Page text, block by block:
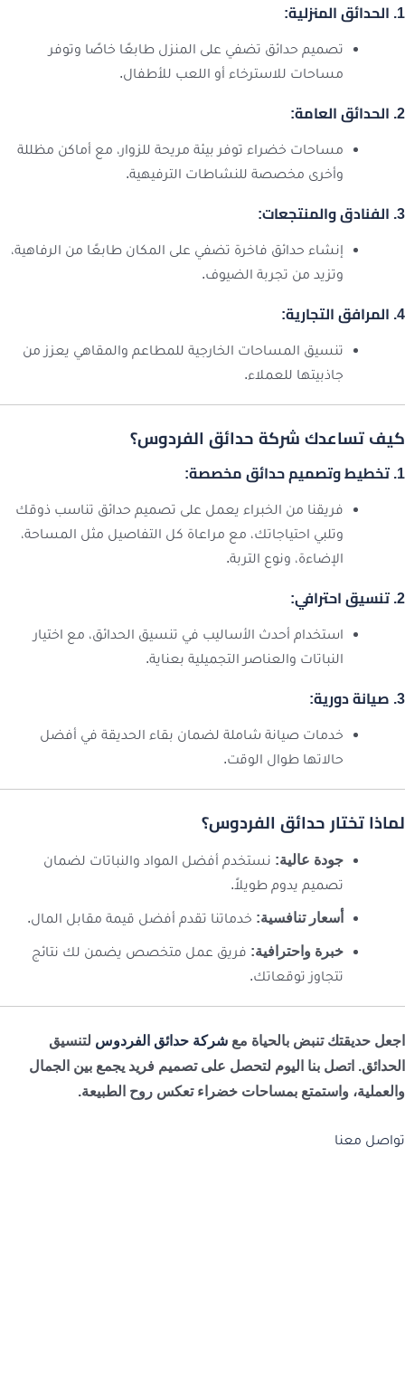
1. الحدائق المنزلية:
تصميم حدائق تضفي على المنزل طابعًا خاصًا وتوفر
مساحات للاسترخاء أو اللعب للأطفال.
2. الحدائق العامة:
مساحات خضراء توفر بيئة مريحة للزوار، مع أماكن مظللة
وأخرى مخصصة للنشاطات الترفيهية.
3. الفنادق والمنتجعات:
إنشاء حدائق فاخرة تضفي على المكان طابعًا من الرفاهية،
وتزيد من تجربة الضيوف.
4. المرافق التجارية:
تنسيق المساحات الخارجية للمطاعم والمقاهي يعزز من
جاذبيتها للعملاء.
كيف تساعدك شركة حدائق الفردوس؟
1. تخطيط وتصميم حدائق مخصصة:
فريقنا من الخبراء يعمل على تصميم حدائق تناسب ذوقك
وتلبي احتياجاتك، مع مراعاة كل التفاصيل مثل المساحة،
الإضاءة، ونوع التربة.
2. تنسيق احترافي:
استخدام أحدث الأساليب في تنسيق الحدائق، مع اختيار
النباتات والعناصر التجميلية بعناية.
3. صيانة دورية:
خدمات صيانة شاملة لضمان بقاء الحديقة في أفضل
حالاتها طوال الوقت.
لماذا تختار حدائق الفردوس؟
جودة عالية: نستخدم أفضل المواد والنباتات لضمان
تصميم يدوم طويلاً.
أسعار تنافسية: خدماتنا تقدم أفضل قيمة مقابل المال.
خبرة واحترافية: فريق عمل متخصص يضمن لك نتائج
تتجاوز توقعاتك.
اجعل حديقتك تنبض بالحياة مع شركة حدائق الفردوس لتنسيق
الحدائق. اتصل بنا اليوم لتحصل على تصميم فريد يجمع بين الجمال
والعملية، واستمتع بمساحات خضراء تعكس روح الطبيعة.
تواصل معنا